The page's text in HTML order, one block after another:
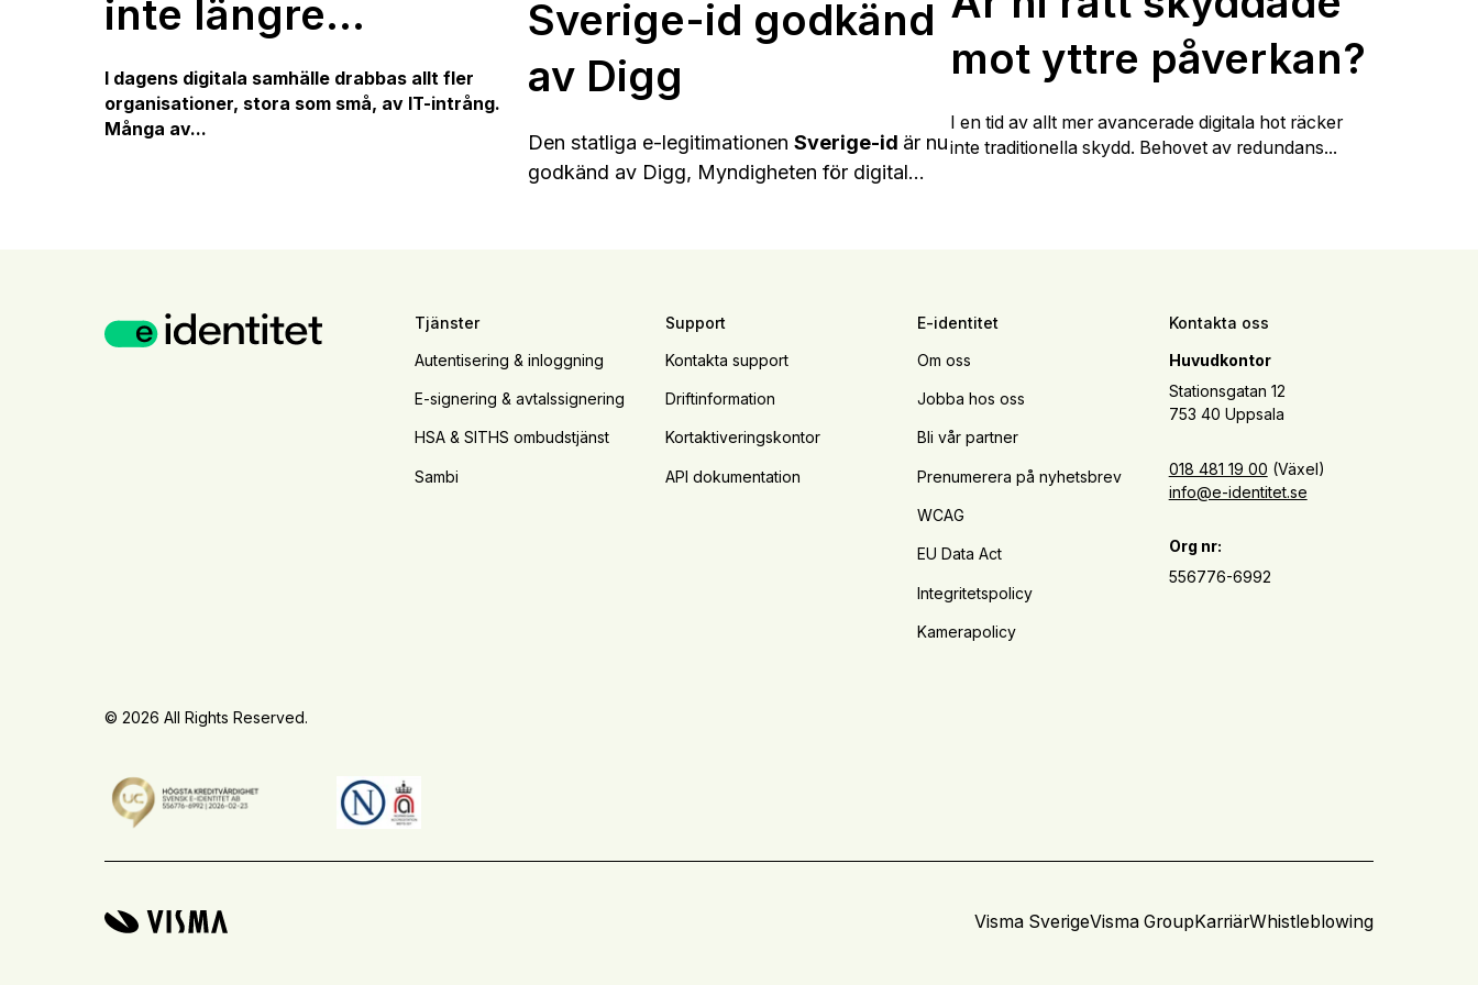
inte längre...
I dagens digitala samhälle drabbas allt fler
organisationer, stora som små, av IT-intrång.
Många av...
Sverige-id godkänd
av Digg
Den statliga e-legitimationen Sverige-id är nu
godkänd av Digg, Myndigheten för digital...
mot yttre påverkan?
I en tid av allt mer avancerade digitala hot räcker
inte traditionella skydd. Behovet av redundans...
Tjänster
Autentisering & inloggning
E-signering & avtalssignering
HSA & SITHS ombudstjänst
Sambi
Support
Kontakta support
Driftinformation
Kortaktiveringskontor
API dokumentation
E-identitet
Om oss
Jobba hos oss
Bli vår partner
Prenumerera på nyhetsbrev
WCAG
EU Data Act
Integritetspolicy
Kamerapolicy
Kontakta oss
Huvudkontor
Stationsgatan 12
753 40 Uppsala
018 481 19 00 (Växel)
info@e-identitet.se
Org nr:
556776-6992
© 2026 All Rights Reserved.
Visma SverigeVisma GroupKarriärWhistleblowing